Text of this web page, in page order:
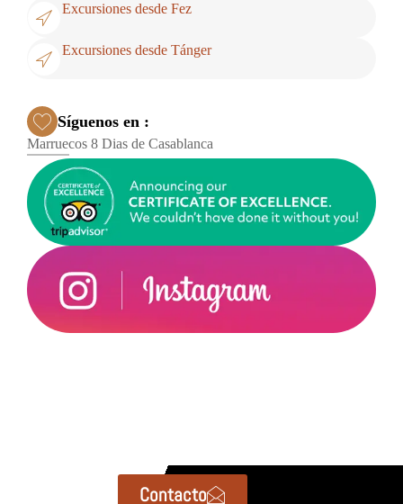
Excursiones desde Fez
Excursiones desde Tánger
Síguenos en :
Marruecos 8 Dias de Casablanca
Contacto